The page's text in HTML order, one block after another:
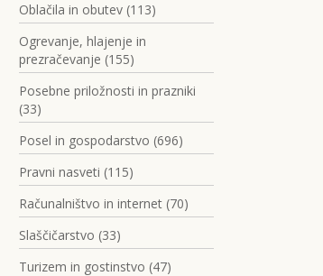
Oblačila in obutev (113)
Ogrevanje, hlajenje in
prezračevanje (155)
Posebne priložnosti in prazniki
(33)
Posel in gospodarstvo (696)
Pravni nasveti (115)
Računalništvo in internet (70)
Slaščičarstvo (33)
Turizem in gostinstvo (47)